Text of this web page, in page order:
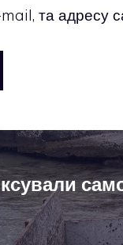
та адресу